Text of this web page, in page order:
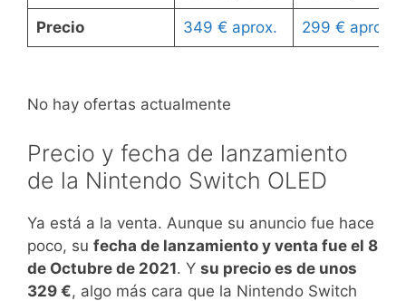
Precio 349 € aprox. 299 € aprox.
No hay ofertas actualmente
Precio y fecha de lanzamiento
de la Nintendo Switch OLED
Ya está a la venta. Aunque su anuncio fue hace
poco, su fecha de lanzamiento y venta fue el 8
de Octubre de 2021. Y su precio es de unos
329 €, algo más cara que la Nintendo Switch